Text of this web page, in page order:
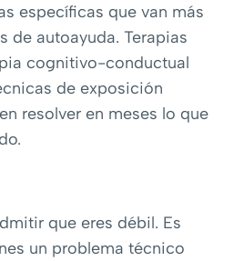
específicas que van más
de autoayuda. Terapias
cognitivo-conductual
de exposición
resolver en meses lo que
que eres débil. Es
un problema técnico